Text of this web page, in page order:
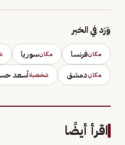
وَرَد في الخبر
مكانفرنسا مكانسوريا
مكاندمشق شخصيةأسعد
اقرأ أيضًا